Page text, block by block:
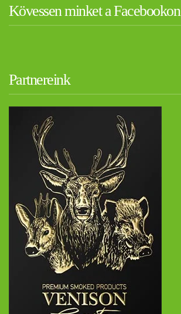
Kövessen minket a Facebookon
Partnereink